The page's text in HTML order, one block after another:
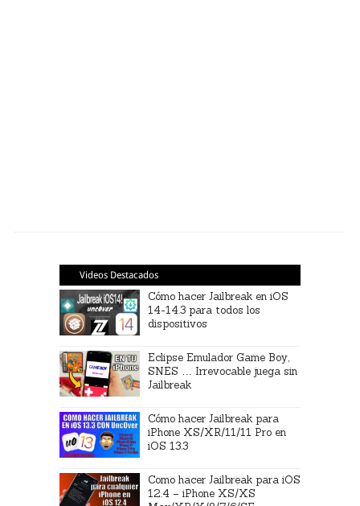
Videos Destacados
Cómo hacer Jailbreak en iOS
14-14.3 para todos los
dispositivos
Eclipse Emulador Game Boy,
SNES … Irrevocable juega sin
Jailbreak
Cómo hacer Jailbreak para
iPhone XS/XR/11/11 Pro en
iOS 13.3
Como hacer Jailbreak para iOS
12.4 – iPhone XS/XS